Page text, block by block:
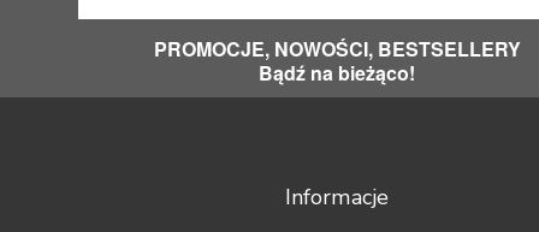
PROMOCJE, NOWOŚCI, BESTSELLERY
Bądź na bieżąco!
Informacje